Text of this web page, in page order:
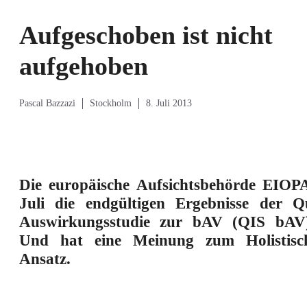
Aufgeschoben ist nicht
aufgehoben
Pascal Bazzazi Stockholm 8. Juli 2013
Die europäische Aufsichtsbehörde
Juli die endgültigen Ergebnisse der
Auswirkungsstudie zur bAV (QIS
Und hat eine Meinung zum
Ansatz.